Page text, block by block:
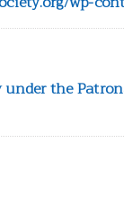
under the